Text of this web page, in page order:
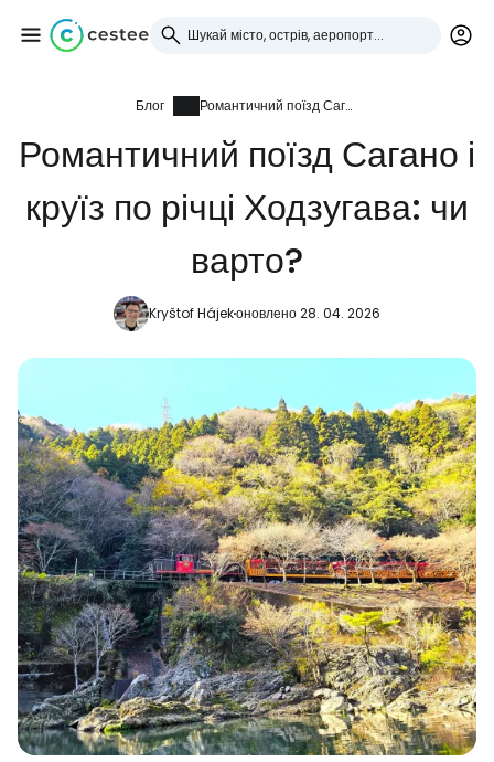
Блог Романтичний поїзд Сагано і круїз по річці Ходзугава: чи варто?
Романтичний поїзд Сагано і
круїз по річці Ходзугава: чи
варто?
Kryštof Hájekоновлено 28. 04. 2026
Увійдіть до Cestee
... світова туристична спільнота
Продовжуйте з Google
Продовжити з email